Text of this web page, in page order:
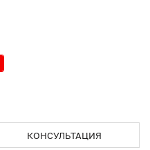
КОНСУЛЬТАЦИЯ